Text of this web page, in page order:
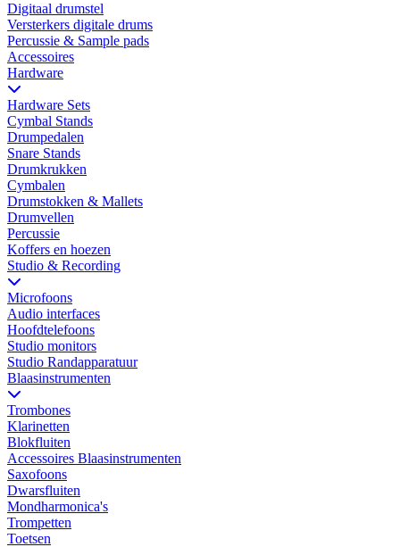
Digitaal drumstel
Versterkers digitale drums
Percussie & Sample pads
Accessoires
Hardware
Hardware Sets
Cymbal Stands
Drumpedalen
Snare Stands
Drumkrukken
Cymbalen
Drumstokken & Mallets
Drumvellen
Percussie
Koffers en hoezen
Studio & Recording
Microfoons
Audio interfaces
Hoofdtelefoons
Studio monitors
Studio Randapparatuur
Blaasinstrumenten
Trombones
Klarinetten
Blokfluiten
Accessoires Blaasinstrumenten
Saxofoons
Dwarsfluiten
Mondharmonica's
Trompetten
Toetsen